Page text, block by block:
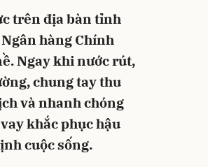
trên địa bàn tỉnh
hàng Chính
Ngay khi nước rút,
chung tay thu
và nhanh chóng
khắc phục hậu
cuộc sống.